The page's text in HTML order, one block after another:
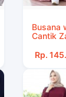
Busana
Cantik
Rp.